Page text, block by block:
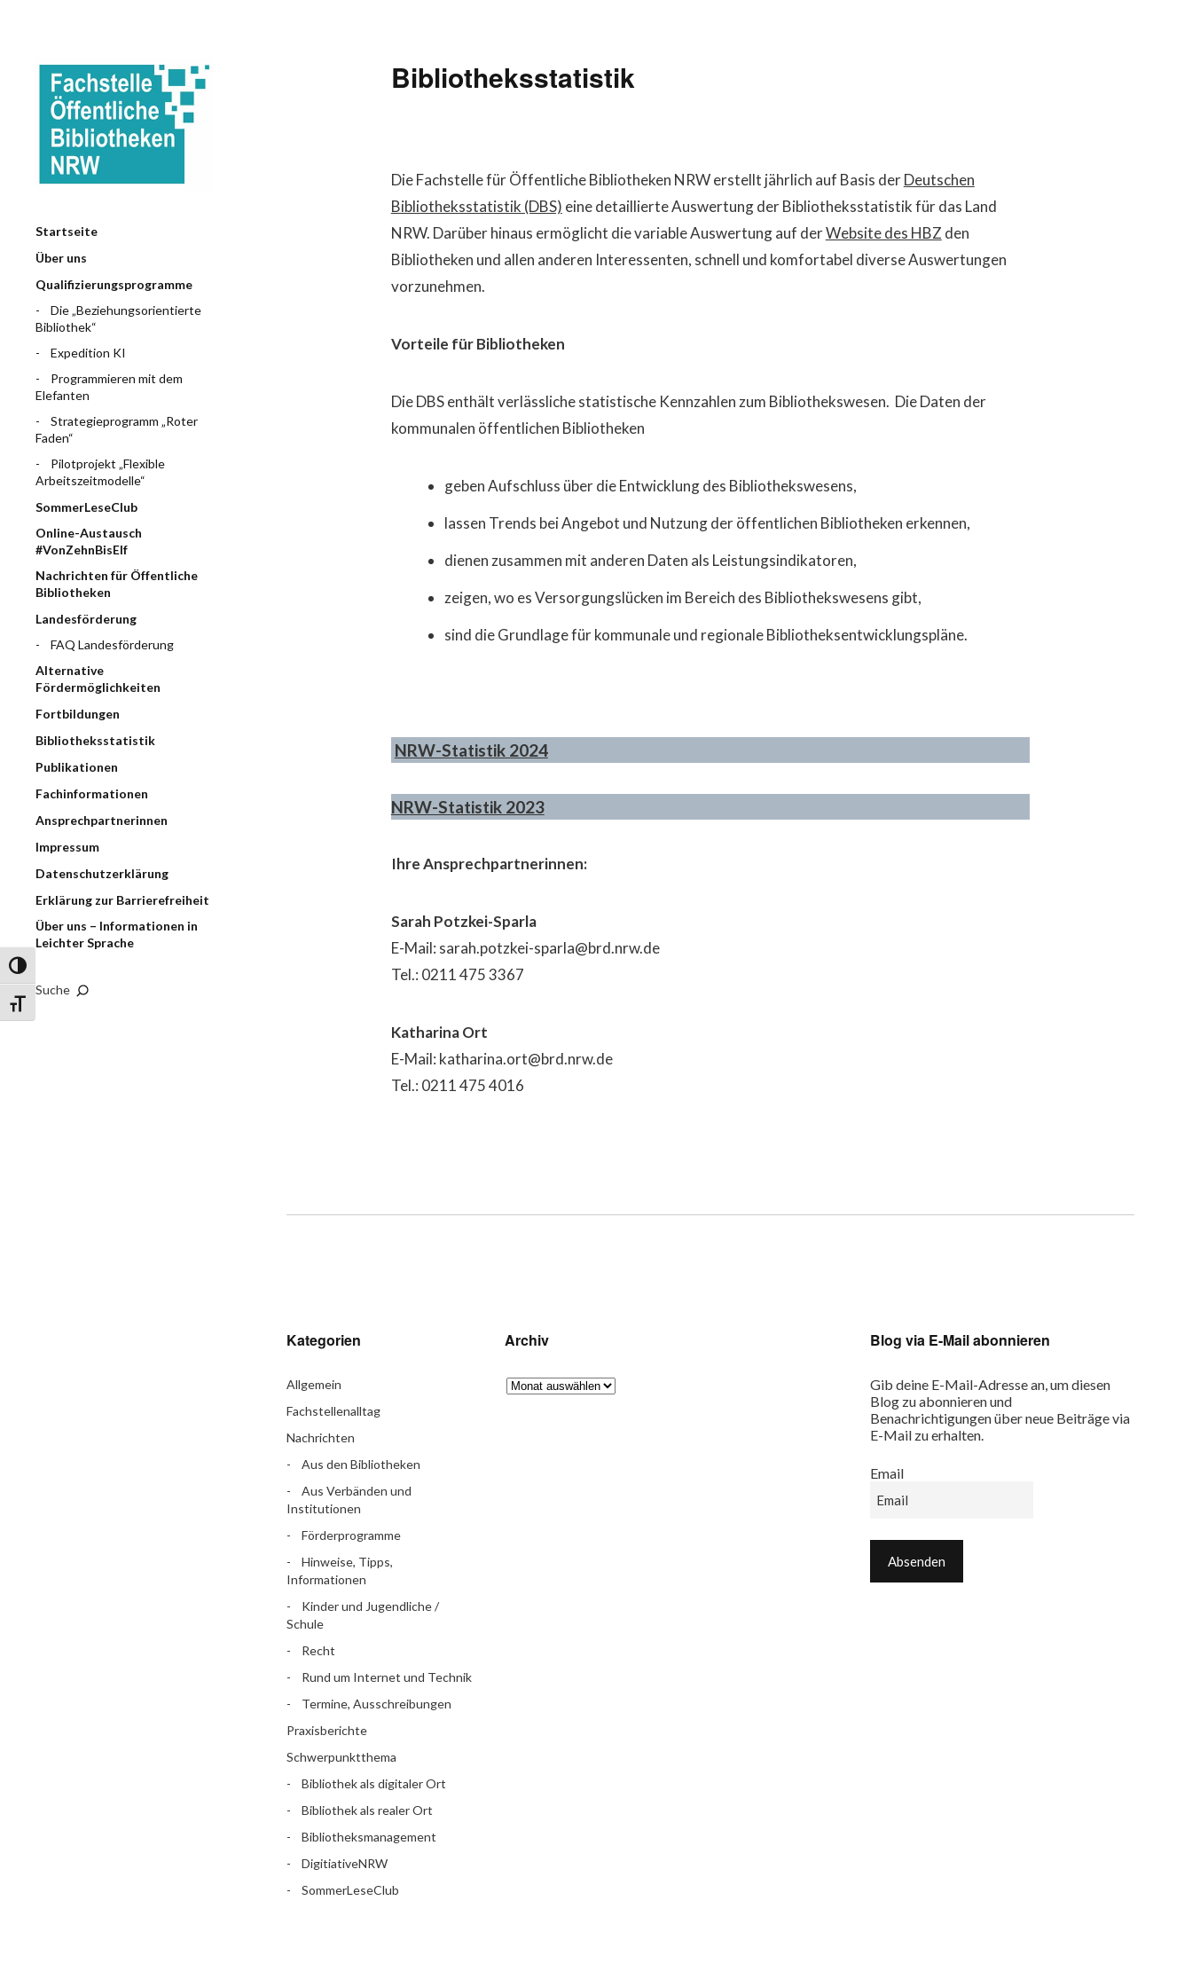
Umschalten auf hohe Kontraste
Schrift vergrößern
Startseite
Über uns
Qualifizierungsprogramme
Die „Beziehungsorientierte
Bibliothek“
Expedition KI
Programmieren mit dem
Elefanten
Strategieprogramm „Roter
Faden“
Pilotprojekt „Flexible
Arbeitszeitmodelle“
SommerLeseClub
Online-Austausch
#VonZehnBisElf
Nachrichten für Öffentliche
Bibliotheken
Landesförderung
FAQ Landesförderung
Alternative
Fördermöglichkeiten
Fortbildungen
Bibliotheksstatistik
Publikationen
Fachinformationen
Ansprechpartnerinnen
Impressum
Datenschutzerklärung
Erklärung zur Barrierefreiheit
Über uns – Informationen in
Leichter Sprache
Suche
Bibliotheksstatistik
Die Fachstelle für Öffentliche Bibliotheken NRW erstellt jährlich auf Basis derDeutschen
Bibliotheksstatistik (DBS) eine detaillierte Auswertung der Bibliotheksstatistik für das Land
NRW. Darüber hinaus ermöglicht die variable Auswertung auf derWebsite des HBZ den
Bibliotheken und allen anderen Interessenten, schnell und komfortabel diverse Auswertungen
vorzunehmen.
Vorteile für Bibliotheken
Die DBS enthält verlässliche statistische Kennzahlen zum Bibliothekswesen. Die Daten der
kommunalen öffentlichen Bibliotheken
geben Aufschluss über die Entwicklung des Bibliothekswesens,
lassen Trends bei Angebot und Nutzung der öffentlichen Bibliotheken erkennen,
dienen zusammen mit anderen Daten als Leistungsindikatoren,
zeigen, wo es Versorgungslücken im Bereich des Bibliothekswesens gibt,
sind die Grundlage für kommunale und regionale Bibliotheksentwicklungspläne.
NRW-Statistik 2024
NRW-Statistik 2023
Ihre Ansprechpartnerinnen:
Sarah Potzkei-Sparla
E-Mail: sarah.potzkei-sparla@brd.nrw.de
Tel.: 0211 475 3367
Katharina Ort
E-Mail: katharina.ort@brd.nrw.de
Tel.: 0211 475 4016
Kategorien
Allgemein
Fachstellenalltag
Nachrichten
Aus den Bibliotheken
Aus Verbänden und
Institutionen
Förderprogramme
Hinweise, Tipps,
Informationen
Kinder und Jugendliche /
Schule
Recht
Rund um Internet und Technik
Termine, Ausschreibungen
Praxisberichte
Schwerpunktthema
Bibliothek als digitaler Ort
Bibliothek als realer Ort
Bibliotheksmanagement
DigitiativeNRW
SommerLeseClub
Archiv Blog via E-Mail abonnieren
Gib deine E-Mail-Adresse an, um diesen
Blog zu abonnieren und
Benachrichtigungen über neue Beiträge via
E-Mail zu erhalten.
Email